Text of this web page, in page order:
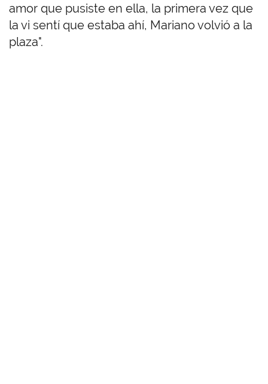
amor que pusiste en ella, la primera vez que
la vi sentí que estaba ahí, Mariano volvió a la
plaza".